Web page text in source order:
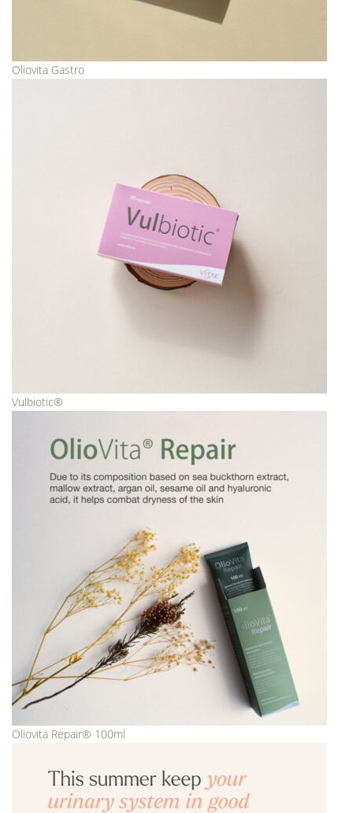
Oliovita Gastro
Vulbiotic®
Oliovita Repair® 100ml